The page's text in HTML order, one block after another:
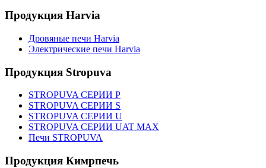
Продукция Harvia
Дровяные печи Harvia
Электрические печи Harvia
Продукция Stropuva
STROPUVA СЕРИИ P
STROPUVA СЕРИИ S
STROPUVA СЕРИИ U
STROPUVA СЕРИИ UAT MAX
Печи STROPUVA
Продукция Кимрпечь